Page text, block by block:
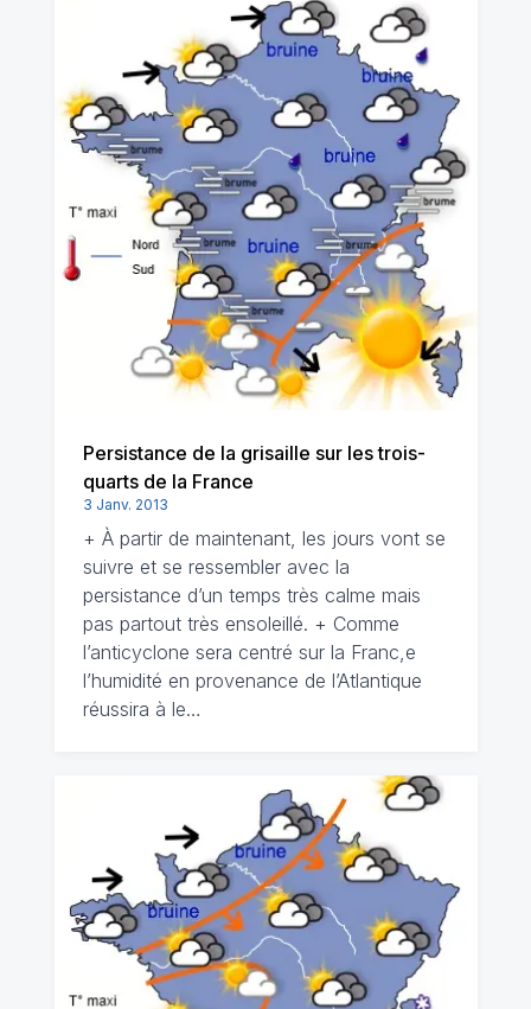
Persistance de la grisaille sur les trois-
quarts de la France
3 Janv. 2013
+ À partir de maintenant, les jours vont se
suivre et se ressembler avec la
persistance d’un temps très calme mais
pas partout très ensoleillé. + Comme
l’anticyclone sera centré sur la Franc,e
l’humidité en provenance de l’Atlantique
réussira à le…